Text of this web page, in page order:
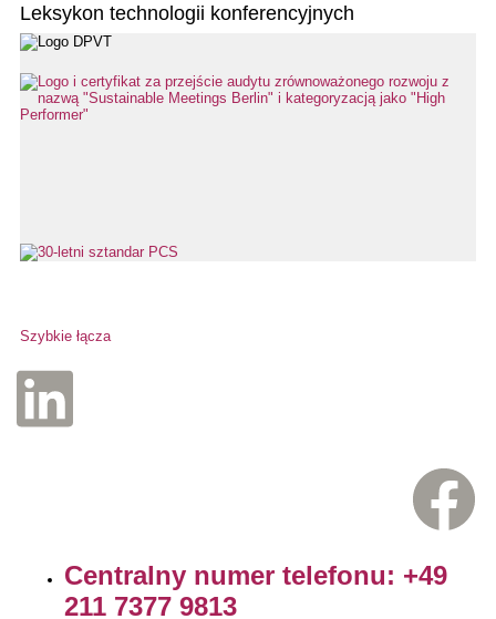
Leksykon technologii konferencyjnych
Szybkie łącza
Centralny numer telefonu: +49
211 7377 9813